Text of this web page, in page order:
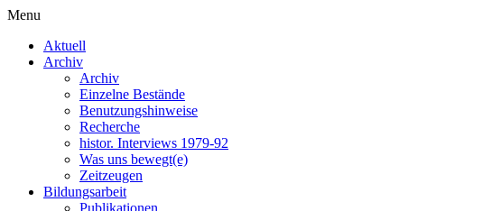
Menu
Aktuell
Archiv
Archiv
Einzelne Bestände
Benutzungshinweise
Recherche
histor. Interviews 1979-92
Was uns bewegt(e)
Zeitzeugen
Bildungsarbeit
Publikationen